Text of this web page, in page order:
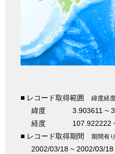
■ レコード取得範囲 緯度経
緯度
3.903611 ~
経度
107.922222
■ レコード取得期間
期間有
2002/03/18 ~ 2002/03/18